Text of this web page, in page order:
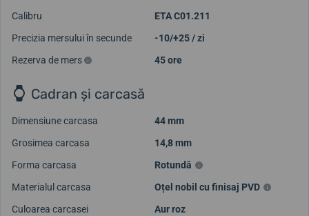
Calibru
ETA C01.211
Precizia mersului în secunde
-10/+25 / zi
Rezerva de mers
45 ore
Cadran și carcasă
Dimensiune carcasa
44 mm
Grosimea carcasa
14,8 mm
Forma carcasa
Rotundă
Materialul carcasa
Oțel nobil cu finisaj PVD
Culoarea carcasei
Aur roz